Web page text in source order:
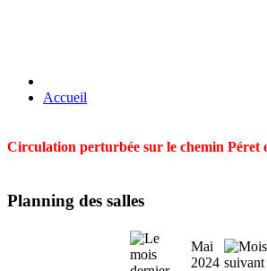
Accueil
Circulation perturbée sur le chemin Péret
Planning des salles
Mai
2024